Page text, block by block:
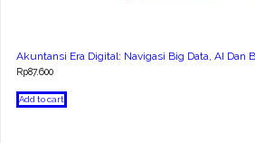
Akuntansi Era Digital: Navigasi Big Data, AI Dan
Rp87.600
Add to cart